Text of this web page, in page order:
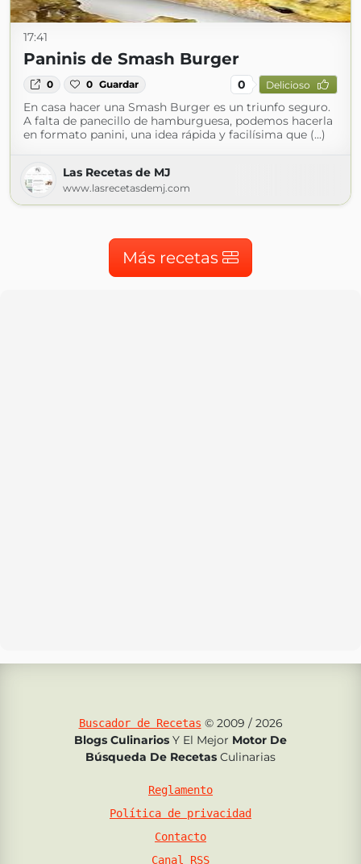
17:41
Paninis de Smash Burger
0 0 Guardar 0 Delicioso
En casa hacer una Smash Burger es un triunfo seguro.
A falta de panecillo de hamburguesa, podemos hacerla
en formato panini, una idea rápida y facilísima que (...)
Las Recetas de MJ
www.lasrecetasdemj.com
Más recetas
Buscador de Recetas © 2009 / 2026
Blogs Culinarios Y El Mejor Motor De
Búsqueda De Recetas Culinarias
Reglamento
Política de privacidad
Contacto
Canal RSS